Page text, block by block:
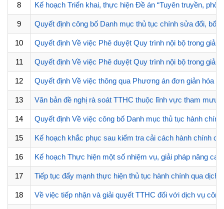
8 Kế hoạch Triển khai, thực hiện Đề án “Tuyên truyền,
9 Quyết định công bố Danh mục thủ tục chính sửa đổi, bổ
10 Quyết định Về việc Phê duyệt Quy trình nội bộ trong giải
11 Quyết định Về việc Phê duyệt Quy trình nội bộ trong giải
12 Quyết định Về việc thông qua Phương án đơn giản hóa
13 Văn bản đề nghị rà soát TTHC thuộc lĩnh vực tham mưu,
14 Quyết định Về việc công bố Danh mục thủ tục hành
15 Kế hoạch khắc phục sau kiểm tra cải cách hành chính
16 Kế hoạch Thực hiện một số nhiệm vụ, giải pháp nâng
17 Tiếp tục đẩy mạnh thực hiện thủ tục hành chính qua
18 Về việc tiếp nhận và giải quyết TTHC đối với dịch vụ